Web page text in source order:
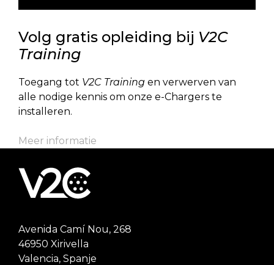
Volg gratis opleiding bij V2C
Training
Toegang tot V2C Training en verwerven van
alle nodige kennis om onze e-Chargers te
installeren.
Meer informatie
Avenida Camí Nou, 268
46950 Xirivella
Valencia, Spanje